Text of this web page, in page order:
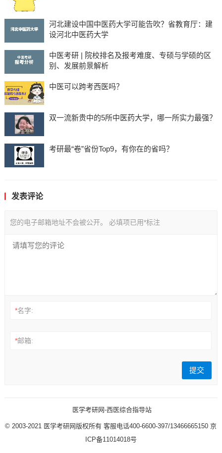
河北建设中国中医药大学可能告吹？省教育厅：建
设河北中医药大学
中医考研 | 院校排名及报考难度、专硕与学硕的区
别、发展前景解析
中医可以跨考西医吗？
双一流新贵中的5所中医药大学，哪一所实力最强？
考研最“卷”省份Top9，有你在的省吗？
发表评论
您的电子邮箱地址不会被公开。 必填项已用*标注
*名字:
*邮箱:
医学考研网-西医综合指导站
© 2003-2021 医学考研网版权所有 客服电话400-6600-397/13466665150 京
ICP备11014018号